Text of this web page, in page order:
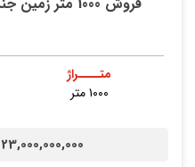
متــــراژ
۱۰۰۰ متر
23,000,000,000 تومان /